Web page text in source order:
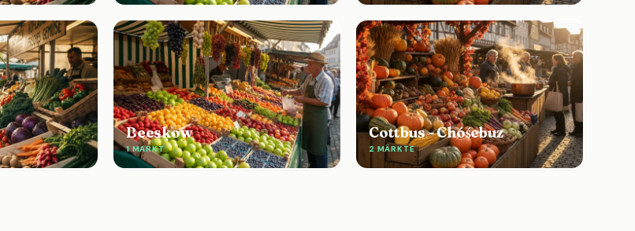
Beeskow
1 MARKT
Cottbus - Chóśebuz
2 MÄRKTE